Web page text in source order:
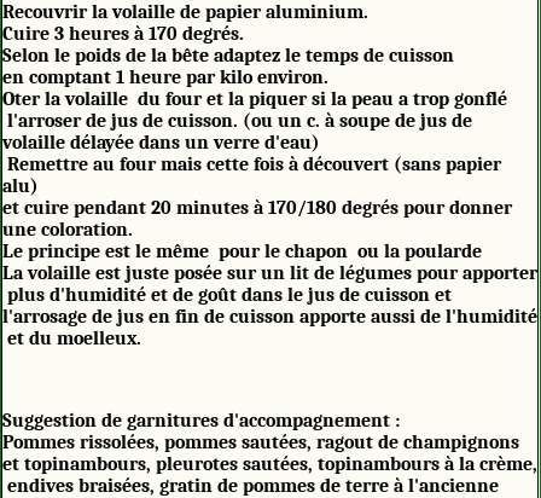
Recouvrir la volaille de papier aluminium.
Cuire 3 heures à 170 degrés.
Selon le poids de la bête adaptez le temps de cuisson
en comptant 1 heure par kilo environ.
Oter la volaille du four et la piquer si la peau a trop gonflé
l'arroser de jus de cuisson. (ou un c. à soupe de jus de
volaille délayée dans un verre d'eau)
Remettre au four mais cette fois à découvert (sans papier
alu)
et cuire pendant 20 minutes à 170/180 degrés pour donner
une coloration.
Le principe est le même pour le chapon ou la poularde
La volaille est juste posée sur un lit de légumes pour apporter
plus d'humidité et de goût dans le jus de cuisson et
l'arrosage de jus en fin de cuisson apporte aussi de l'humidité
et du moelleux.
Suggestion de garnitures d'accompagnement :
Pommes rissolées, pommes sautées, ragout de champignons
et topinambours, pleurotes sautées, topinambours à la crème,
endives braisées, gratin de pommes de terre à l'ancienne